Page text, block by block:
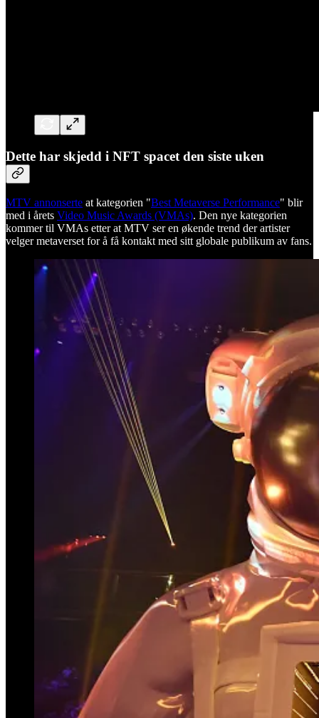
Dette har skjedd i NFT spacet den siste uken
MTV annonserte at kategorien "Best Metaverse Performance" blir
med i årets Video Music Awards (VMAs). Den nye kategorien
kommer til VMAs etter at MTV ser en økende trend der artister
velger metaverset for å få kontakt med sitt globale publikum av fans.